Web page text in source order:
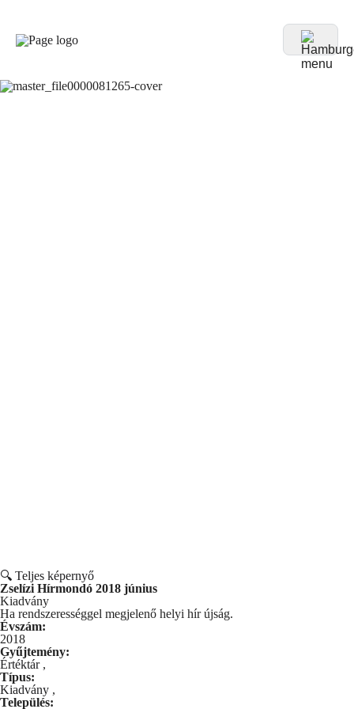
🔍 Teljes képernyő
Zselízi Hírmondó 2018 június
Kiadvány
Ha rendszerességgel megjelenő helyi hír újság.
Évszám:
2018
Gyűjtemény:
Értéktár ,
Típus:
Kiadvány ,
Település: